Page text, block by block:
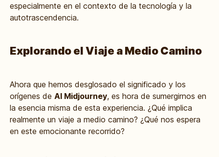
especialmente en el contexto de la tecnología y la
autotrascendencia.
Explorando el Viaje a Medio Camino
Ahora que hemos desglosado el significado y los
orígenes de Al Midjourney, es hora de sumergirnos en
la esencia misma de esta experiencia. ¿Qué implica
realmente un viaje a medio camino? ¿Qué nos espera
en este emocionante recorrido?